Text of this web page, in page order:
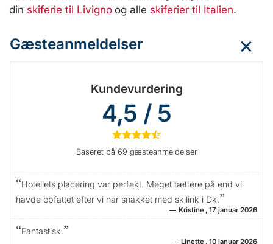
din skiferie til Livigno og alle skiferier til Italien.
Gæsteanmeldelser
Kundevurdering
4,5 / 5
★★★★
Baseret på 69 gæsteanmeldelser
Hotellets placering var perfekt. Meget tættere på end vi
havde opfattet efter vi har snakket med skilink i Dk.
Kristine 17 januar 2026
Fantastisk.
Linette 10 januar 2026